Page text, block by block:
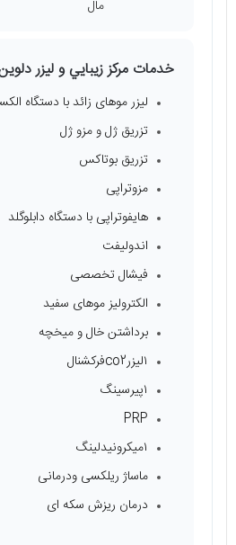
مال
خدمات مركز زيبايي و ليزر
لیزر موهای زائد با دستگاه
تزریق ژل و مزو ژل
تزریق بوتاکس
مزوتراپی
هایفوتراپی با دستگاه دابلوگلد
اندولیفت
فیشال تخصصی
الکترولیز موهای سفید
برداشتن خال و میخچه
۱لیزرco2فرکشنال
۱پیرسینگ
PRP
۱میکرونیدلینگ
ماساژ ریلکسی ودرمانی
⁠درمان ریزش سکه ای